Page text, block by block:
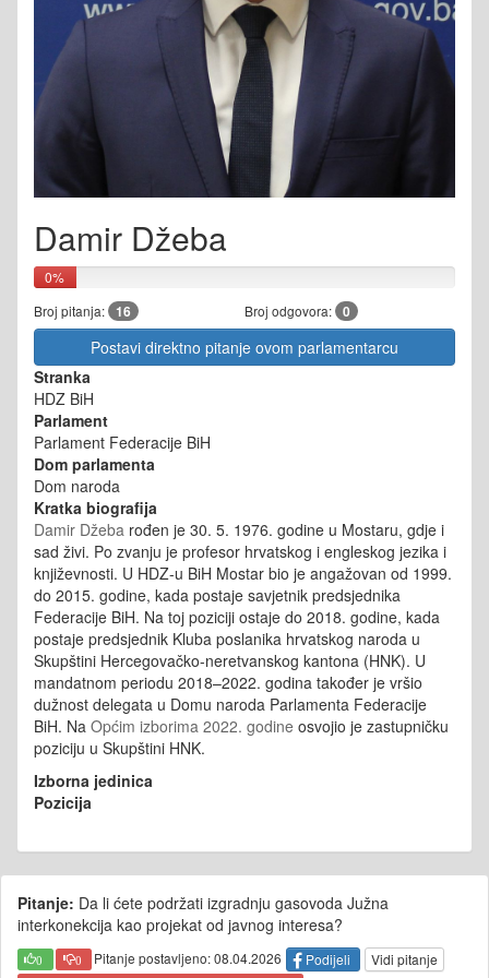
Damir Džeba
0%
Broj pitanja: 16 Broj odgovora: 0
Postavi direktno pitanje ovom parlamentarcu
Stranka
HDZ BiH
Parlament
Parlament Federacije BiH
Dom parlamenta
Dom naroda
Kratka biografija
Damir Džeba rođen je 30. 5. 1976. godine u Mostaru, gdje i
sad živi. Po zvanju je profesor hrvatskog i engleskog jezika i
književnosti. U HDZ-u BiH Mostar bio je angažovan od 1999.
do 2015. godine, kada postaje savjetnik predsjednika
Federacije BiH. Na toj poziciji ostaje do 2018. godine, kada
postaje predsjednik Kluba poslanika hrvatskog naroda u
Skupštini Hercegovačko-neretvanskog kantona (HNK). U
mandatnom periodu 2018–2022. godina također je vršio
dužnost delegata u Domu naroda Parlamenta Federacije
BiH. Na Općim izborima 2022. godine osvojio je zastupničku
poziciju u Skupštini HNK.
Izborna jedinica
Pozicija
Pitanje: Da li ćete podržati izgradnju gasovoda Južna
interkonekcija kao projekat od javnog interesa?
0 0 Pitanje postavljeno: 08.04.2026 Podijeli Vidi pitanje